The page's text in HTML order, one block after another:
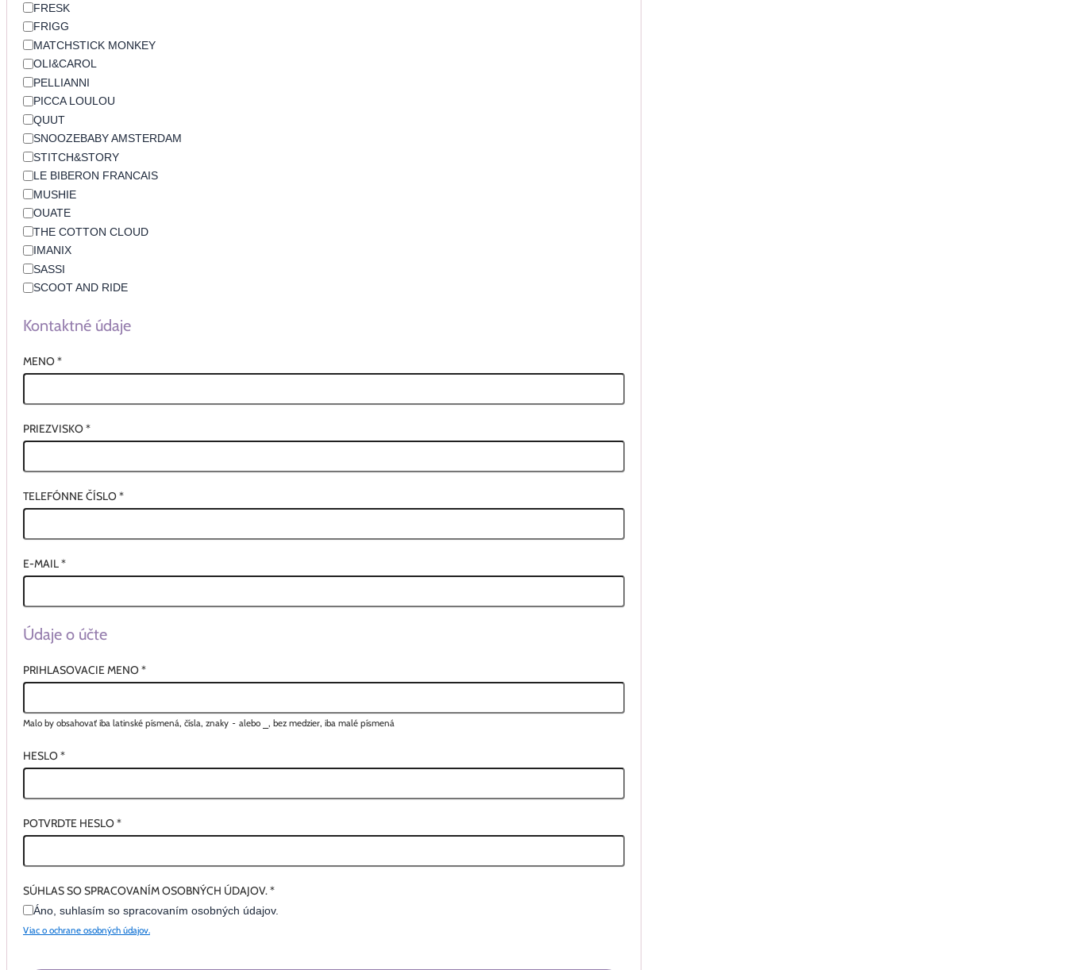
FRESK
FRIGG
MATCHSTICK MONKEY
OLI&CAROL
PELLIANNI
PICCA LOULOU
QUUT
SNOOZEBABY AMSTERDAM
STITCH&STORY
LE BIBERON FRANCAIS
MUSHIE
OUATE
THE COTTON CLOUD
IMANIX
SASSI
SCOOT AND RIDE
Kontaktné údaje
MENO*
PRIEZVISKO*
TELEFÓNNE ČÍSLO*
E-MAIL*
Údaje o účte
PRIHLASOVACIE MENO*
Malo by obsahovať iba latinské písmená, čísla, znaky - alebo , bez medzier, iba malé písmená
HESLO*
POTVRDTE HESLO*
SÚHLAS SO SPRACOVANÍM OSOBNÝCH ÚDAJOV. *
Áno, suhlasím so spracovaním osobných údajov.
Viac o ochrane osobných údajov.